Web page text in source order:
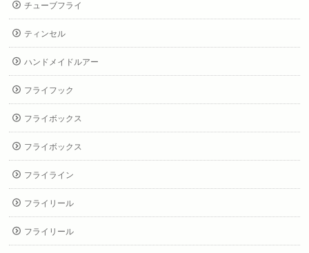
チューブフライ
ティンセル
ハンドメイドルアー
フライフック
フライボックス
フライボックス
フライライン
フライリール
フライリール